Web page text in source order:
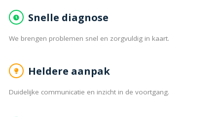
Snelle diagnose
We brengen problemen snel en zorgvuldig in kaart.
Heldere aanpak
Duidelijke communicatie en inzicht in de voortgang.